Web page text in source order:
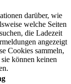
darüber, wie
welche Seiten
die Ladezeit
angezeigt
Cookies sammeln,
können keinen